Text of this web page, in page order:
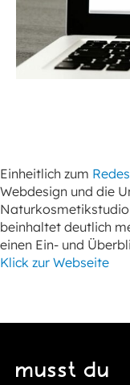
Einheitlich zum
Webdesign und die
beinhaltet deutlich
einen Ein- und
Klick zur Webseite
musst du